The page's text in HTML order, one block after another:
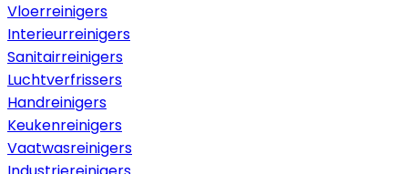
Vloerreinigers
Interieurreinigers
Sanitairreinigers
Luchtverfrissers
Handreinigers
Keukenreinigers
Vaatwasreinigers